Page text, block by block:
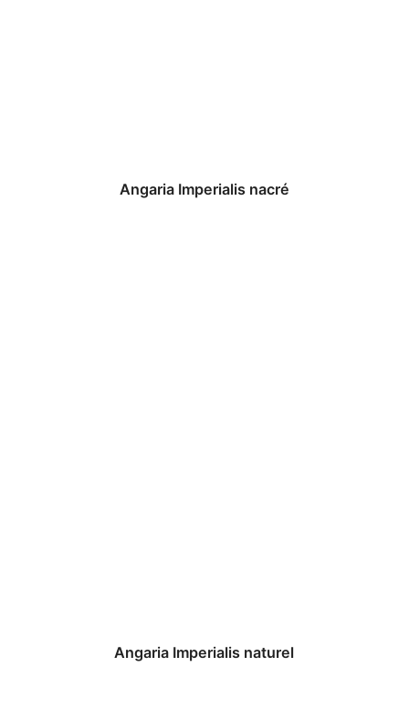
Angaria Imperialis nacré
Angaria Imperialis naturel